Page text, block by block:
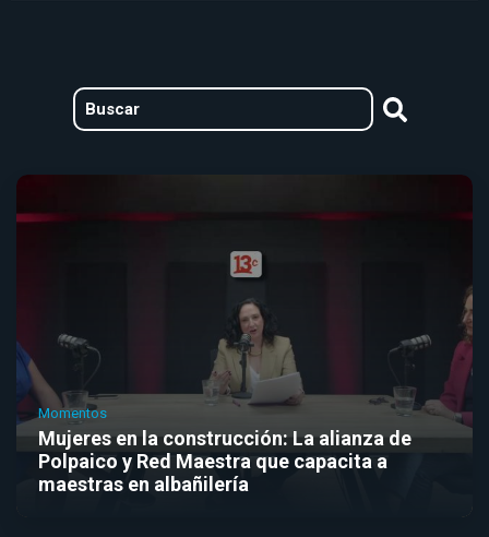
Momentos
Mujeres en la construcción: La alianza de
Polpaico y Red Maestra que capacita a
maestras en albañilería